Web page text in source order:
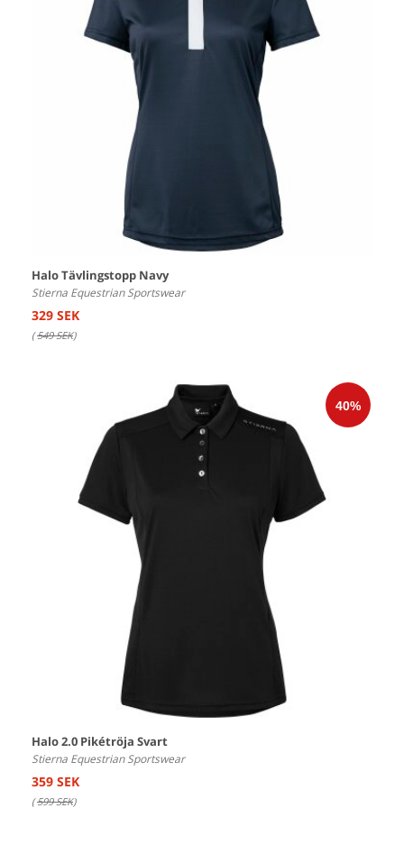
Halo Tävlingstopp Navy
Stierna Equestrian Sportswear
329 SEK
(549 SEK)
Halo 2.0 Pikétröja Svart
Stierna Equestrian Sportswear
359 SEK
(599 SEK)